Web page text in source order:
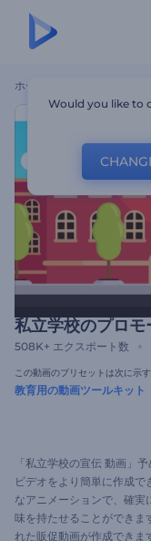
ホーム
私立学校のプロ
508K+ エクスポート数
この動画のプリセットは次に示
教育用の動画ツールキット
「私立学校の宣伝 動画」
ビデオをより簡単に作成
なアニメーションで、確実
味を持たせることができま
れた販促動画が作成できま
Would you like to